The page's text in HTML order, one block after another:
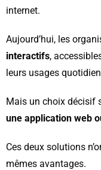
internet.
Aujourd’hui, les
interactifs,
leurs usages
Mais un choix décisif
une application web
Ces deux solutions
mêmes avantages.